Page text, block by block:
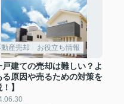
動産売却 お役立ち情報
戸建ての売却は難しい？よ
る原因や売るための対策を
】